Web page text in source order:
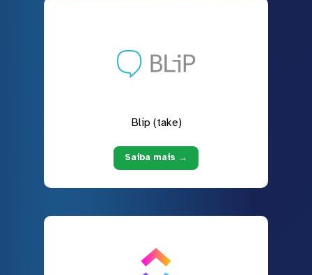
Blip (take)
Saiba mais →